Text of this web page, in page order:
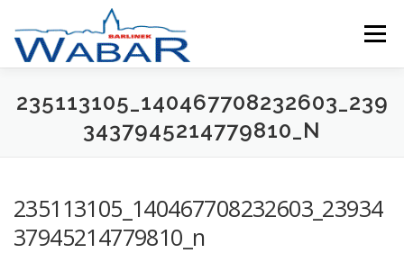
treści
Menu
O NAS KURSY I SZKOLENIA PROJEKTY UNIJNE
235113105_140467708232603_239
3437945214779810_N
235113105_140467708232603_23934
37945214779810_n